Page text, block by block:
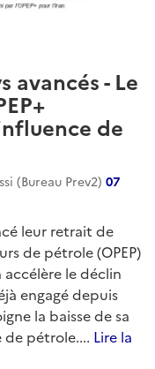
avancés - Le
de
(Bureau Prev2) 07
leur retrait de
de pétrole (OPEP)
le déclin
engagé depuis
la baisse de sa
pétrole.... Lire la